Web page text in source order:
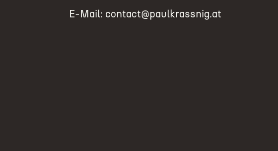
E-Mail: contact@paulkrassnig.at